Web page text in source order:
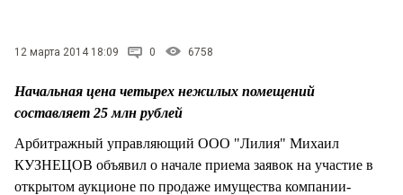
12 марта 2014 18:09 0 6758
Начальная цена четырех нежилых помещений
составляет 25 млн рублей
Арбитражный управляющий ООО "Лилия" Михаил
КУЗНЕЦОВ объявил о начале приема заявок на участие в
открытом аукционе по продаже имущества компании-